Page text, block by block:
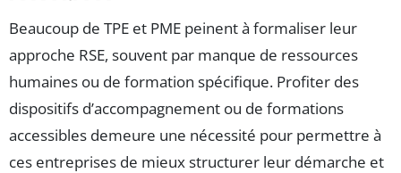
Beaucoup de TPE et PME peinent à formaliser leur
approche RSE, souvent par manque de ressources
humaines ou de formation spécifique. Profiter des
dispositifs d’accompagnement ou de formations
accessibles demeure une nécessité pour permettre à
ces entreprises de mieux structurer leur démarche et